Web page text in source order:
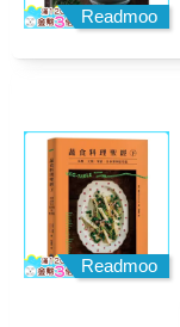
Readmoo
Readmoo